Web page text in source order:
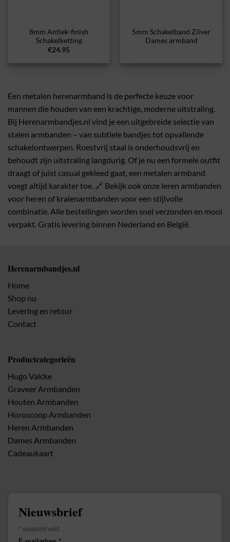
8mm Antiek-finish
Schakelketting
€24.95
5mm Schakelband Zilver
Dames armband
Een metalen herenarmband is de perfecte keuze voor
mannen die houden van een krachtige, moderne uitstraling.
Bij Herenarmbandjes.nl vind je een uitgebreide selectie van
stalen armbanden – van subtiele bandjes tot opvallende
schakelontwerpen. Roestvrij staal is onderhoudsvrij en
behoudt zijn uitstraling langdurig. Of je nu een formele outfit
draagt of juist casual gekleed gaat, een metalen armband
voegt altijd karakter toe. 🔗 Bekijk ook onze leren armbanden
voor heren of kralenarmbanden voor een stijlvolle
combinatie. Alle bestellingen worden snel verzonden en mooi
verpakt. Gratis levering binnen Nederland en België.
Herenarmbandjes.nl
Home
Shop nu
Levering en retour
Contact
Productcategorieën
Hugo Valcke
Graveer Armbanden
Houten Armbanden
Horoscoop Armbanden
Heren Armbanden
Dames Armbanden
Cadeaukaart
Nieuwsbrief
* verplicht veld